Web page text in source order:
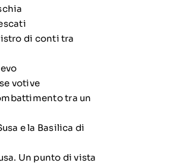
di conti tra
votive
tra un
e la Basilica di
Un punto di vista